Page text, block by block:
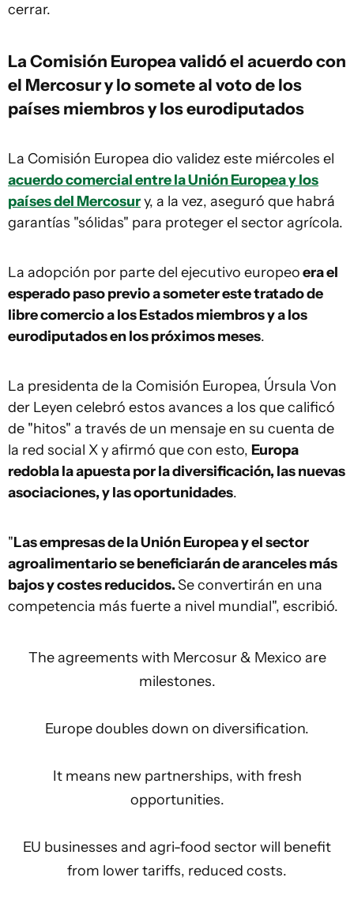
cerrar.
La Comisión Europea validó el acuerdo con
el Mercosur y lo somete al voto de los
países miembros y los eurodiputados
La Comisión Europea dio validez este miércoles el
acuerdo comercial entre la Unión Europea y los
países del Mercosury, a la vez, aseguró que habrá
garantías "sólidas" para proteger el sector agrícola.
La adopción por parte del ejecutivo europeoera el
esperado paso previo a someter este tratado de
libre comercio a los Estados miembros y a los
eurodiputados en los próximos meses.
La presidenta de la Comisión Europea, Úrsula Von
der Leyen celebró estos avances a los que calificó
de "hitos" a través de un mensaje en su cuenta de
la red social X y afirmó que con esto, Europa
redobla la apuesta por la diversificación, las nuevas
asociaciones, y las oportunidades.
"Las empresas de la Unión Europea y el sector
agroalimentario se beneficiarán de aranceles más
bajos y costes reducidos.Se convertirán en una
competencia más fuerte a nivel mundial", escribió.
The agreements with Mercosur & Mexico are
milestones.
Europe doubles down on diversification.
It means new partnerships, with fresh
opportunities.
EU businesses and agri-food sector will benefit
from lower tariffs, reduced costs.